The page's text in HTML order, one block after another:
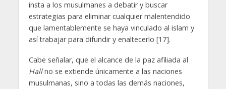
insta a los musulmanes a debatir y buscar
estrategias para eliminar cualquier malentendido
que lamentablemente se haya vinculado al islam y
así trabajar para difundir y enaltecerlo [17].
Cabe señalar, que el alcance de la paz afiliada al
Hallno se extiende únicamente a las naciones
musulmanas, sino a todas las demás naciones,